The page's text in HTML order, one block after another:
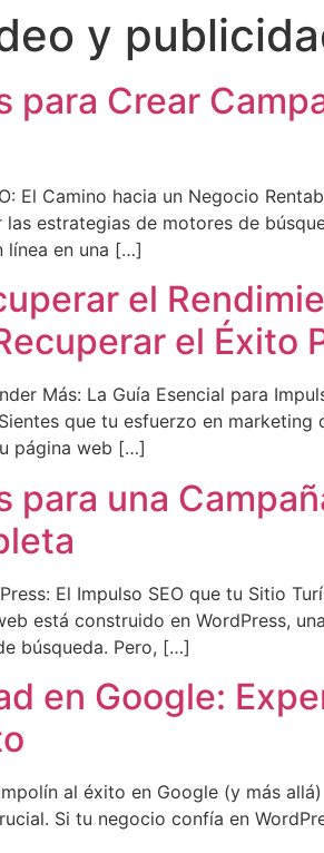
y
para Crear
El Camino hacia un Negocio
estrategias de motores de
línea en una […]
el
el Éxito
Más: La Guía Esencial para
que tu esfuerzo en
página web […]
para una
El Impulso SEO que tu Sitio
está construido en WordPress,
búsqueda. Pero, […]
en Google:
al éxito en Google (y más
Si tu negocio confía en